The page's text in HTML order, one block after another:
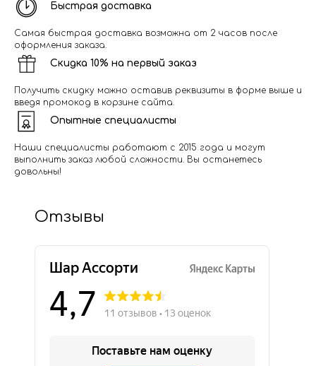
Быстрая доставка
Самая быстрая доставка возможна от 2 часов после
оформления заказа.
Скидка 10% на первый заказ
Получить скидку можно оставив реквизиты в форме выше и
введя промокод в корзине сайта.
Опытные специалисты
Наши специалисты работают с 2015 года и могут
выполнить заказ любой сложности. Вы останетесь
довольны!
Отзывы